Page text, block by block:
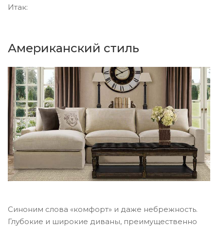
Итак:
Американский стиль
Синоним слова «комфорт» и даже небрежность.
Глубокие и широкие диваны, преимущественно